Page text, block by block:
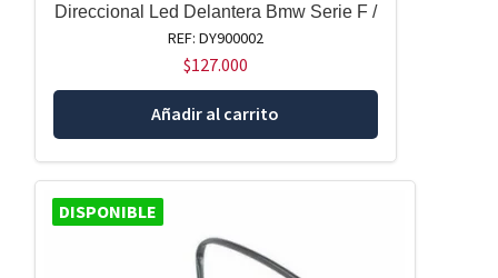
Direccional Led Delantera Bmw Serie F /
REF: DY900002
$127.000
Añadir al carrito
DISPONIBLE